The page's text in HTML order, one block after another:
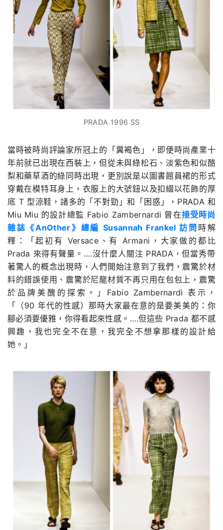
PRADA 1996 SS
當時被時尚評論家所冠上的「糞褐色」，即便時尚產業十
年前就已出現在西裝上，但從未與綠松石、淡紫色和似酪
梨和藥草酒的綠同時出現，更別說是以圖書館員裙的形式
穿戴在模特耳身上，衣服上的大號鈕以及扣綴以花飾的厚
底 T 型涼鞋，諸多的「不對勁」和「困惑」， PRADA 和
Miu Miu 的設計總監 Fabio Zambernardi 曾在接受時尚
雜誌《AnOther》總編 Susannah Frankel訪問 時解
釋：「起初有 Versace 、有 Armani ，大家做的都比
Prada 來得有聲量。 ….沒什麼人關注 PRADA ，但當秀帶
著驚人的概念出現時，人們開始注意到了我們，震驚於材
料的錯誤使用、震驚於尼龍材質不再只用在包包上，震驚
於品牌美醜的探索。」 Fabio Zambernardi 表示，
「（90 年代的性感）那時大家最在意的是要美美的：你
腳必須要優雅，你得看起來性感。 ….但這些 Prada 都不感
興趣，我也完全不在意，我完全不想拿那樣的設計給
她。」